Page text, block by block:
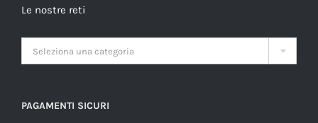
Le nostre reti
Seleziona una categoria
PAGAMENTI SICURI